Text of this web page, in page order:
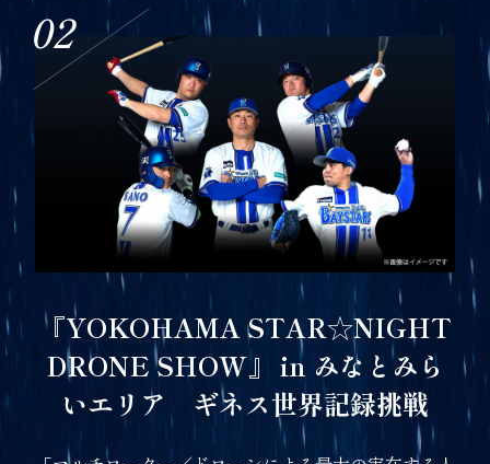
02
『YOKOHAMA STAR☆NIGHT
DRONE SHOW』 in みなとみら
いエリア ギネス世界記録挑戦